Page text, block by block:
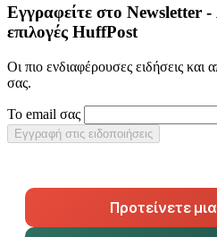
Εγγραφείτε στο Newsletter -
επιλογές HuffPost
Οι πιο ενδιαφέρουσες ειδήσεις και
σας.
Το email σας
Εγγραφή στις ειδοποιήσεις
Προτείνετε